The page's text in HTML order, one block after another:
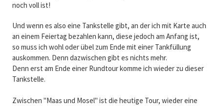
noch voll ist!
Und wenn es also eine Tankstelle gibt, an der ich mit Karte auch
an einem Feiertag bezahlen kann, diese jedoch am Anfang ist,
so muss ich wohl oder übel zum Ende mit einer Tankfüllung
auskommen. Denn dazwischen gibt es nichts mehr.
Denn erst am Ende einer Rundtour komme ich wieder zu dieser
Tankstelle.
Zwischen "Maas und Mosel" ist die heutige Tour, wieder eine